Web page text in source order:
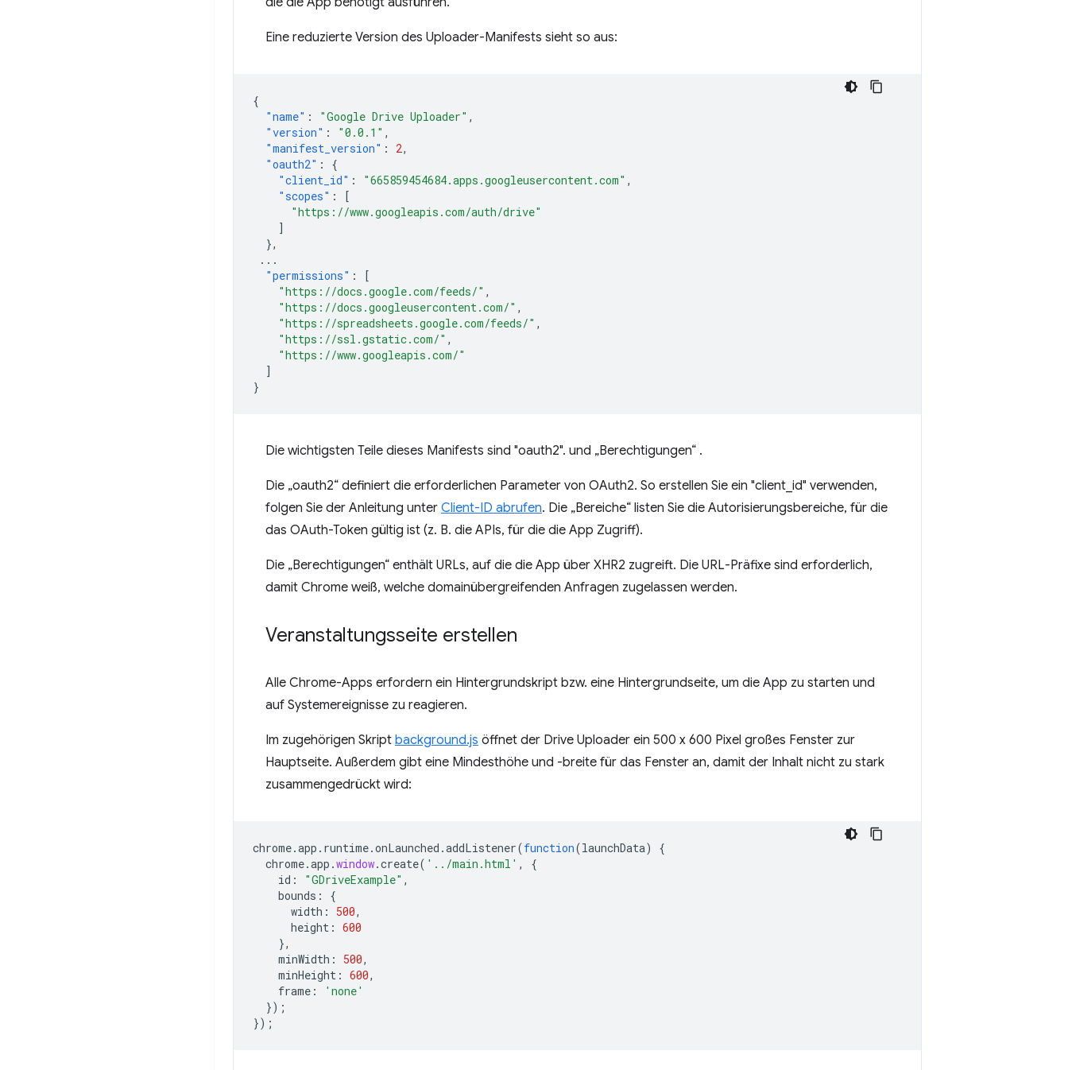
Eine reduzierte Version des Uploader-Manifests sieht so aus:
{
"name" : "Google Drive Uploader" ,
"version" : "0.0.1" ,
"manifest_version" : 2,
"oauth2" :
{
"client_id" : "665859454684.apps.googleusercontent.com" ,
"scopes" :
[
"https://www.googleapis.com/auth/drive"
]
},
...
"permissions" :
[
"https://docs.google.com/feeds/" ,
"https://docs.googleusercontent.com/" ,
"https://spreadsheets.google.com/feeds/" ,
"https://ssl.gstatic.com/" ,
"https://www.googleapis.com/"
]
}
Die wichtigsten Teile dieses Manifests sind "oauth2". und „Berechtigungen“ .
Die „oauth2“ definiert die erforderlichen Parameter von OAuth2. So erstellen Sie ein "client_id" verwenden,
folgen Sie der Anleitung unter Client-ID abrufen. Die „Bereiche“ listen Sie die Autorisierungsbereiche, für die
das OAuth-Token gültig ist (z. B. die APIs, für die die App Zugriff).
Die „Berechtigungen“ enthält URLs, auf die die App über XHR2 zugreift. Die URL-Präfixe sind erforderlich,
damit Chrome weiß, welche domainübergreifenden Anfragen zugelassen werden.
Veranstaltungsseite erstellen
Alle Chrome-Apps erfordern ein Hintergrundskript bzw. eine Hintergrundseite, um die App zu starten und
auf Systemereignisse zu reagieren.
Im zugehörigen Skript background.js öffnet der Drive Uploader ein 500 x 600 Pixel großes Fenster zur
Hauptseite. Außerdem gibt eine Mindesthöhe und -breite für das Fenster an, damit der Inhalt nicht zu stark
zusammengedrückt wird:
chrome.app . runtime.onLaunched .addListener(function(launchData)
{
chrome.app .window.create( '../main.html' ,
{
id : "GDriveExample" ,
bounds :
{
width : 500,
height : 600
},
minWidth : 500,
minHeight : 600,
frame :
'none'
});
});